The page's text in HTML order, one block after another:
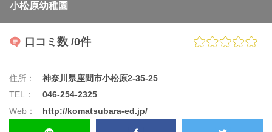
小松原幼稚園
口コミ数 /0件
住所：
神奈川県座間市小松原2-35-25
TEL：
046-254-2325
Web：
http://komatsubara-ed.jp/